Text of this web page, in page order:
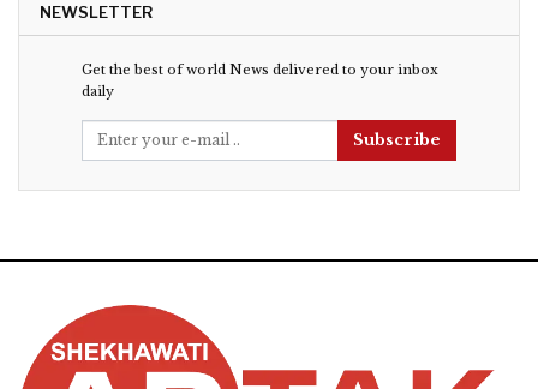
NEWSLETTER
Get the best of world News delivered to your inbox
daily
Subscribe